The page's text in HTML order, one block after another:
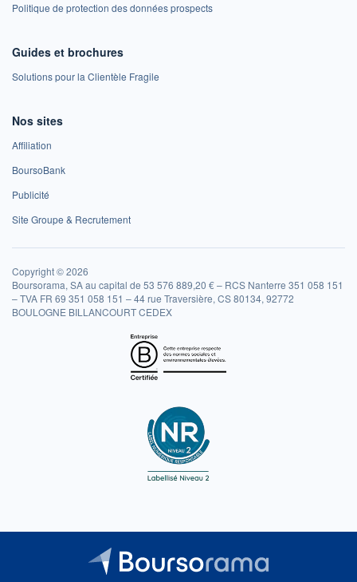
Politique de protection des données prospects
Guides et brochures
Solutions pour la Clientèle Fragile
Nos sites
Affiliation
BoursoBank
Publicité
Site Groupe & Recrutement
Copyright © 2026
Boursorama, SA au capital de 53 576 889,20 € – RCS Nanterre 351 058 151
– TVA FR 69 351 058 151 – 44 rue Traversière, CS 80134, 92772
BOULOGNE BILLANCOURT CEDEX